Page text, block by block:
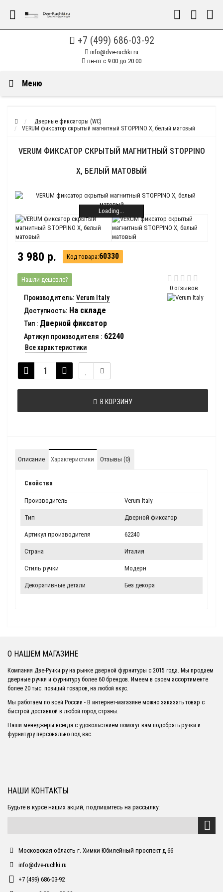
+7 (499) 686-03-92
info@dve-ruchki.ru
пн-пт с 9:00 до 20:00
Меню
Дверные фиксаторы (WC)
VERUM фиксатор скрытый магнитный STOPPINO X, белый матовый
VERUM ФИКСАТОР СКРЫТЫЙ МАГНИТНЫЙ STOPPINO
X, БЕЛЫЙ МАТОВЫЙ
Loading...
0 отзывов
3 980 р. Код товара:60330
Нашли дешевле?
Производитель: Verum Italy
Доступность: На складе
Тип : Дверной фиксатор
Артикул производителя : 62240
Все характеристики
В КОРЗИНУ
Описание Характеристики Отзывы (0)
Свойства
Производитель Verum Italy
Тип Дверной фиксатор
Артикул производителя 62240
Страна Италия
Стиль ручки Модерн
Декоративные детали Без декора
О НАШЕМ МАГАЗИНЕ
Компания Две-Ручки.ру на рынке дверной фурнитуры с 2015 года. Мы продаем
дверные ручки и фурнитуру более 60 брендов. Имеем в своем ассортименте
более 20 тыс. позиций товаров, на любой вкус.
Мы работаем по всей России - В интернет-магазине можно заказать товар с
быстрой доставкой в любой город страны.
Наши менеджеры всегда с удовольствием помогут вам подобрать ручки и
фурнитуру персонально под вас.
НАШИ КОНТАКТЫ
Будьте в курсе наших акций, подпишитесь на рассылку:
Московская область г. Химки Юбилейный проспект д 66
info@dve-ruchki.ru
+7 (499) 686-03-92